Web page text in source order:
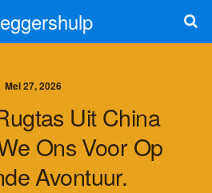
Mei 27, 2026
Uit China
Ons Voor Op
Avontuur.